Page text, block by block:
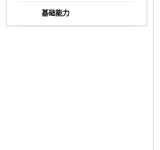
基础能力